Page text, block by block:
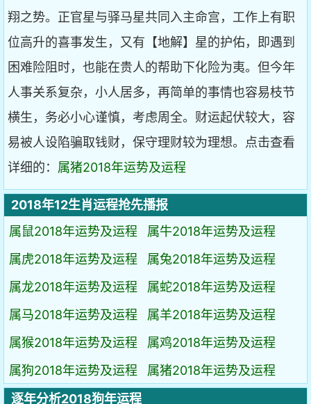
翔之势。正官星与驿马星共同入主命宫，工作上有职
位高升的喜事发生，又有【地解】星的护佑，即遇到
困难险阻时，也能在贵人的帮助下化险为夷。但今年
人事关系复杂，小人居多，再简单的事情也容易枝节
横生，务必小心谨慎，考虑周全。财运起伏较大，容
易被人设陷骗取钱财，保守理财较为理想。点击查看
详细的： 属猪2018年运势及运程
2018年12生肖运程抢先播报
属鼠2018年运势及运程
属牛2018年运势及运程
属虎2018年运势及运程
属兔2018年运势及运程
属龙2018年运势及运程
属蛇2018年运势及运程
属马2018年运势及运程
属羊2018年运势及运程
属猴2018年运势及运程
属鸡2018年运势及运程
属狗2018年运势及运程
属猪2018年运势及运程
逐年分析2018狗年运程